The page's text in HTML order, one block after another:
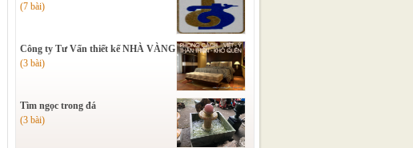
(7 bài)
Công ty Tư Vấn thiết kế NHÀ VÀNG
(3 bài)
Tìm ngọc trong đá
(3 bài)